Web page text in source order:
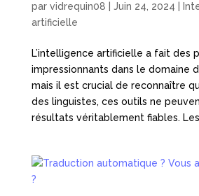
par vidrequin08 Juin 24, 2024
artificielle
L’intelligence artificielle a fait des
impressionnants dans le domaine
mais il est crucial de reconnaître
des linguistes, ces outils ne
résultats véritablement fiables.